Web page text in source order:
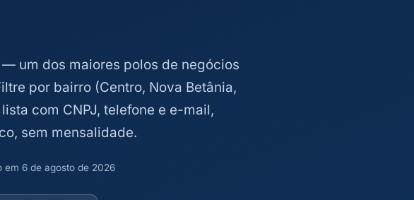
— um dos maiores polos de negócios
por bairro (Centro, Nova Betânia,
com CNPJ, telefone e e-mail,
sem mensalidade.
em 6 de agosto de 2026